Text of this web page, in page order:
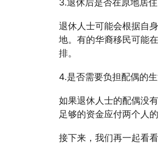
退休人士可能会根据自
地。有的华裔移民可能
排。
4.是否需要负担配偶的
如果退休人士的配偶没
足够的资金应付两个人的
接下来，我们再一起看